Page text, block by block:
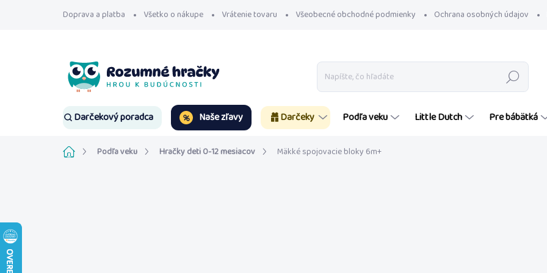
Doprava a platba Všetko o nákupe Vrátenie tovaru Všeobecné obchodné podmienky Ochrana osobných údajov
Hľadať
Darčekový poradca Naše zľavy Darčeky Podľa veku Little Dutch Pre bábätká
DomovPodľa veku Hračky deti 0-12 mesiacov Mäkké spojovacie bloky 6m+